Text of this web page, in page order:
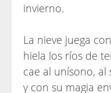
invierno.
La nieve juega
hiela los ríos de
cae al unísono,
y con su magia